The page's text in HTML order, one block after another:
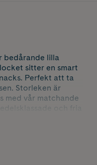
bedårande lilla
sitter en smart
Perfekt att ta
Storleken är
med vår matchande
och fria